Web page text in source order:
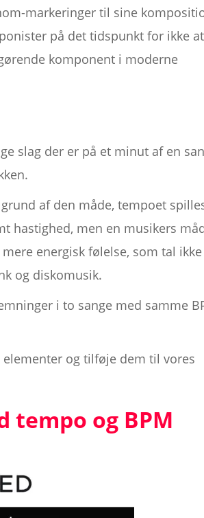
markeringer til sine
på det tidspunkt for ikke
komponent i moderne
slag der er på et minut af en
af den måde, tempoet
hastighed, men en musikers
energisk følelse, som tal
og diskomusik.
i to sange med samme
og tilføje dem til vores
og BPM